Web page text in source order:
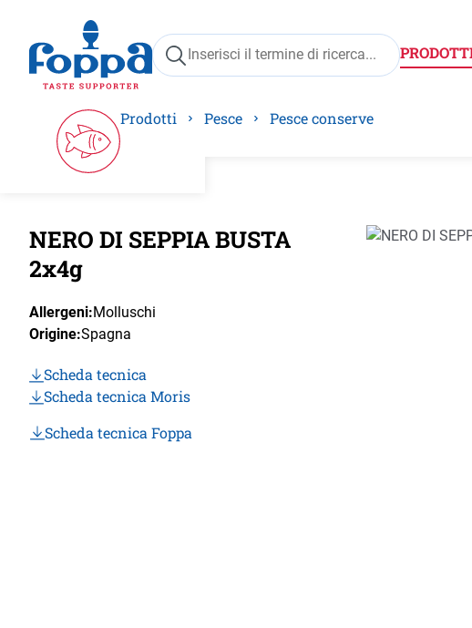
Passa alla navigazione principale
Prodotti Pesce Pesce conserve
NERO DI SEPPIA BUSTA
2x4g
Allergeni:Molluschi
Origine:Spagna
Scheda tecnica
Scheda tecnica Moris
Scheda tecnica Foppa
Salta la galleria